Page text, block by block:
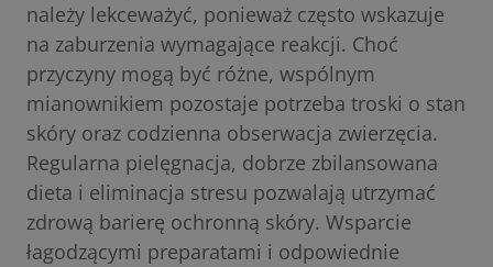
należy lekceważyć, ponieważ często wskazuje
na zaburzenia wymagające reakcji. Choć
przyczyny mogą być różne, wspólnym
mianownikiem pozostaje potrzeba troski o stan
skóry oraz codzienna obserwacja zwierzęcia.
Regularna pielęgnacja, dobrze zbilansowana
dieta i eliminacja stresu pozwalają utrzymać
zdrową barierę ochronną skóry. Wsparcie
łagodzącymi preparatami i odpowiednie